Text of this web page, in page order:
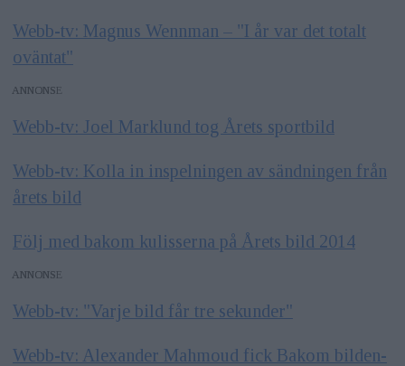
Webb-tv: Magnus Wennman – "I år var det totalt
oväntat"
ANNONS
Webb-tv: Joel Marklund tog Årets sportbild
Webb-tv: Kolla in inspelningen av sändningen från
årets bild
Följ med bakom kulisserna på Årets bild 2014
ANNONS
Webb-tv: "Varje bild får tre sekunder"
Webb-tv: Alexander Mahmoud fick Bakom bilden-